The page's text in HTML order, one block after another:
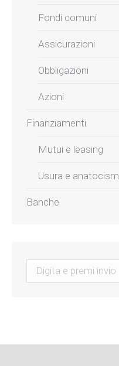
Fondi comuni
Assicurazioni
Obbligazioni
Azioni
Finanziamenti
Mutui e leasing
Usura e
Banche
Search: